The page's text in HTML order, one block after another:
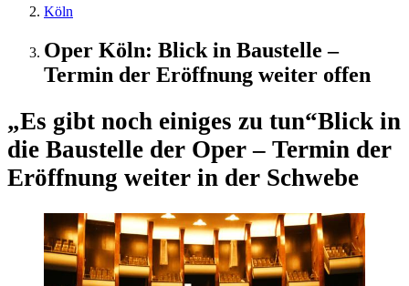
Köln
Oper Köln: Blick in Baustelle –
Termin der Eröffnung weiter offen
„Es gibt noch einiges zu tun“Blick in
die Baustelle der Oper – Termin der
Eröffnung weiter in der Schwebe